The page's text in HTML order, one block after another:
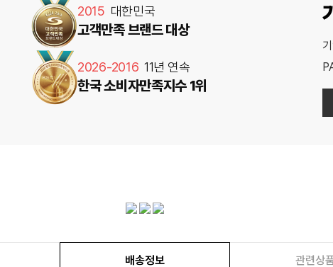
2015 대한민국
고객만족 브랜드 대상
2026-2016 11년 연속
한국 소비자만족지수 1위
배송정보 관련상